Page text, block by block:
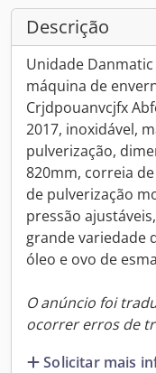
Descrição
Unidade Danmatic
máquina de
Crjdpouanvcjfx
2017, inoxidável,
pulverização,
820mm, correia
de pulverização
pressão
grande variedade
óleo e ovo de
O anúncio foi
ocorrer erros de
Solicitar mais